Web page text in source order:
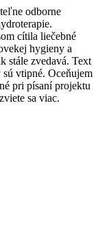
odborne
cítila liečebné
hygieny a
stále zvedavá. Text
vtipné. Oceňujem
pri písaní projektu
sa viac.